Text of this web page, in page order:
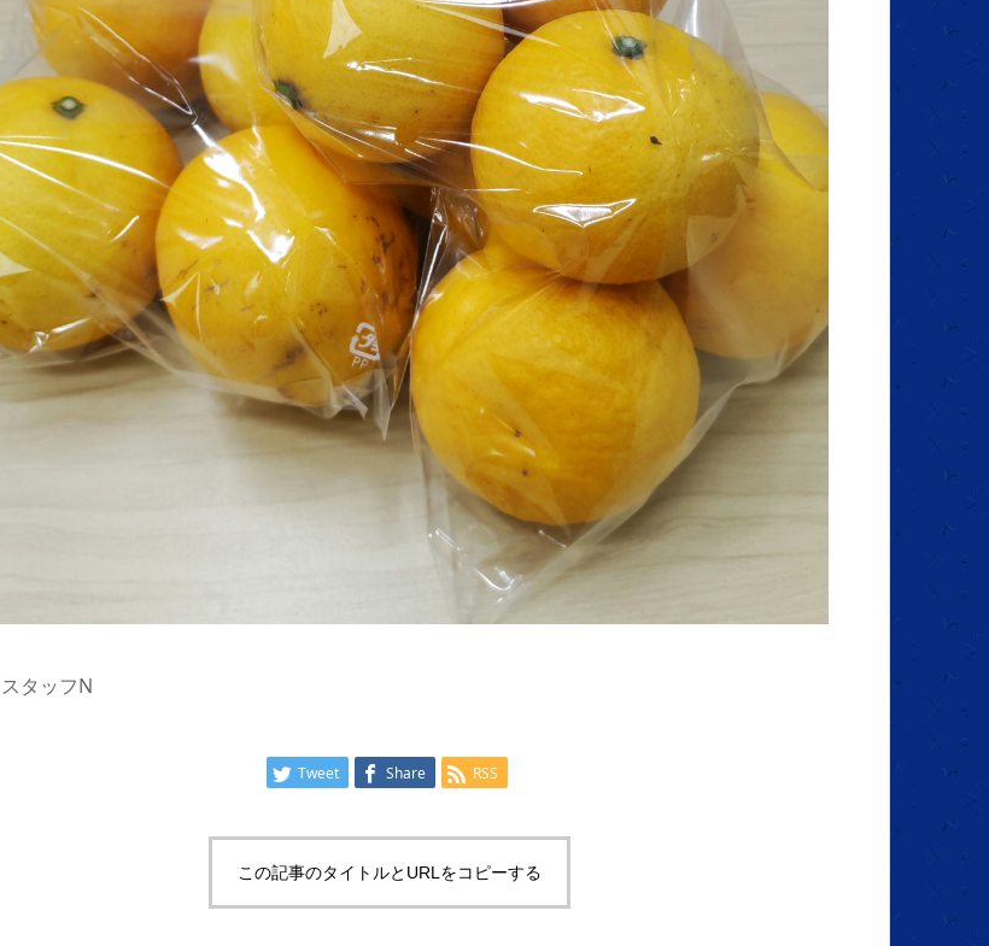
タッフN
Tweet Share RSS
この記事のタイトルとURLをコピーする